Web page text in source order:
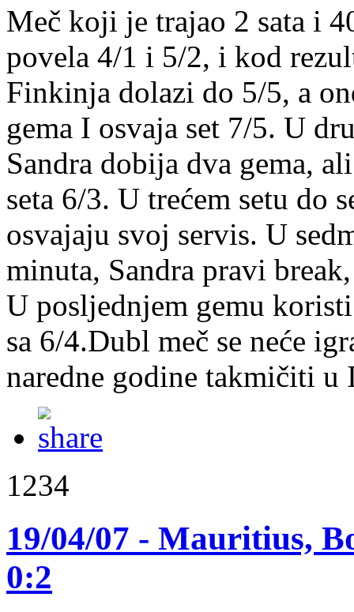
Meč koji je trajao 2 sata i
povela 4/1 i 5/2, i kod
Finkinja dolazi do 5/5, a
gema I osvaja set 7/5. U
Sandra dobija dva gema,
seta 6/3. U trećem setu do
osvajaju svoj servis. U
minuta, Sandra pravi
U posljednjem gemu
sa 6/4.Dubl meč se neće
naredne godine takmičiti
1234
19/04/07 - Mauritius,
0:2